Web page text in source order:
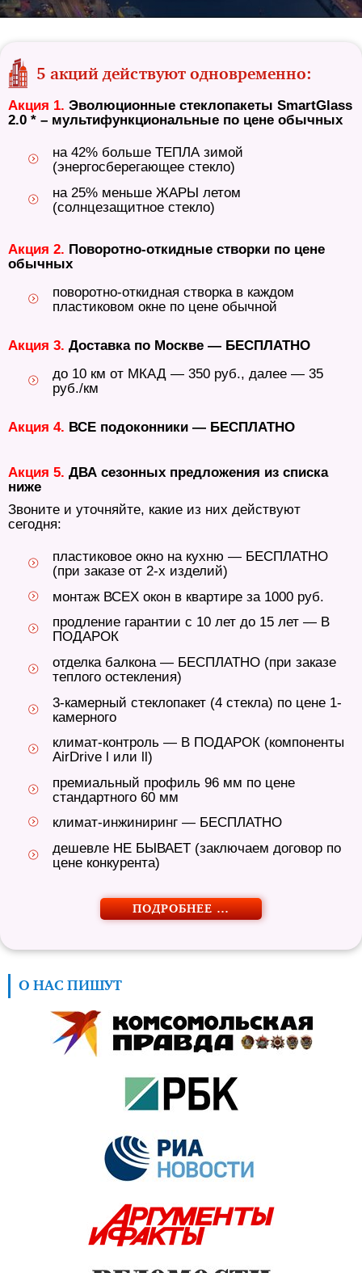
5 акций действуют одновременно:
Акция 1. Эволюционные стеклопакеты SmartGlass
2.0 * – мультифункциональные по цене обычных
на 42% больше ТЕПЛА зимой
(энергосберегающее стекло)
на 25% меньше ЖАРЫ летом
(солнцезащитное стекло)
Акция 2. Поворотно-откидные створки по цене
обычных
поворотно-откидная створка в каждом
пластиковом окне по цене обычной
Акция 3. Доставка по Москве — БЕСПЛАТНО
до 10 км от МКАД — 350 руб., далее — 35
руб./км
Акция 4. ВСЕ подоконники — БЕСПЛАТНО
Акция 5. ДВА сезонных предложения из списка
ниже
Звоните и уточняйте, какие из них действуют
сегодня:
пластиковое окно на кухню — БЕСПЛАТНО
(при заказе от 2-х изделий)
монтаж ВСЕХ окон в квартире за 1000 руб.
продление гарантии с 10 лет до 15 лет — В
ПОДАРОК
отделка балкона — БЕСПЛАТНО (при заказе
теплого остекления)
3-камерный стеклопакет (4 стекла) по цене 1-
камерного
климат-контроль — В ПОДАРОК (компоненты
AirDrive l или ll)
премиальный профиль 96 мм по цене
стандартного 60 мм
климат-инжиниринг — БЕСПЛАТНО
дешевле НЕ БЫВАЕТ (заключаем договор по
цене конкурента)
ПОДРОБНЕЕ …
О НАС ПИШУТ